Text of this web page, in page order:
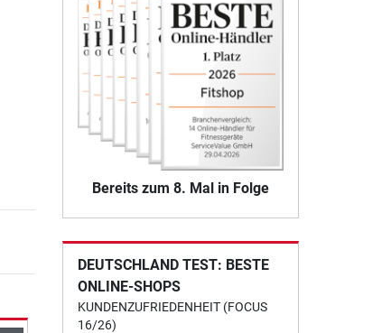
Bereits zum 8. Mal in Folge
DEUTSCHLAND TEST: BESTE
ONLINE-SHOPS
KUNDENZUFRIEDENHEIT (FOCUS
16/26)